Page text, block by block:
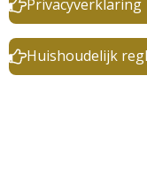
Privacyverklaring
Huishoudelijk